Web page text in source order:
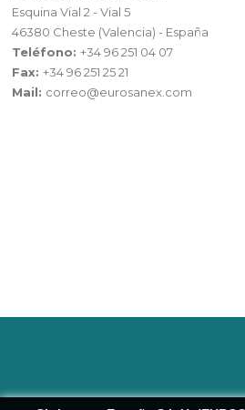
Esquina Vial 2 - Vial 5
46380 Cheste (Valencia) - España
Teléfono:+34 96 251 04 07
Fax:+34 96 251 25 21
Mail: correo@eurosanex.com